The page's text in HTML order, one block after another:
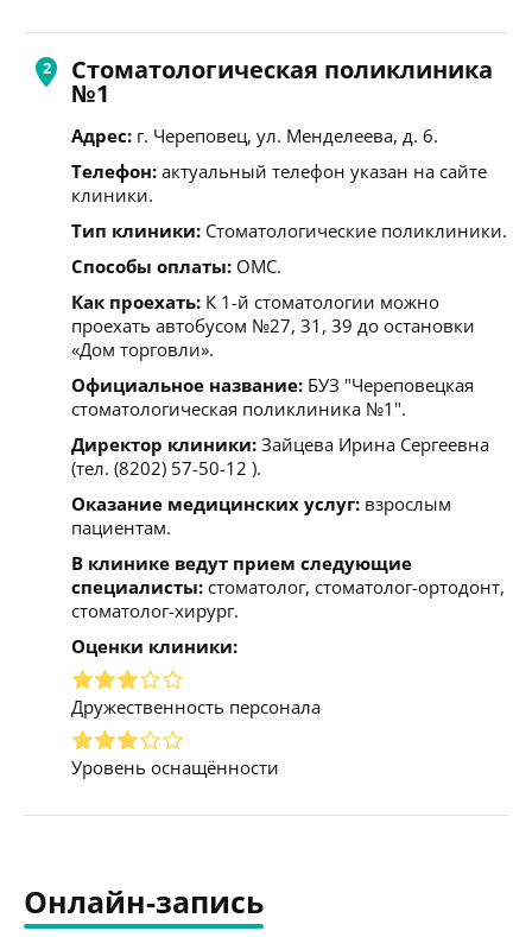
Стоматологическая поликлиника
№1
Адрес: г. Череповец, ул. Менделеева, д. 6.
Телефон: актуальный телефон указан на сайте
клиники.
Тип клиники: Стоматологические поликлиники.
Способы оплаты: ОМС.
Как проехать: К 1-й стоматологии можно
проехать автобусом №27, 31, 39 до остановки
«Дом торговли».
Официальное название: БУЗ "Череповецкая
стоматологическая поликлиника №1".
Директор клиники: Зайцева Ирина Сергеевна
(тел. (8202) 57-50-12 ).
Оказание медицинских услуг: взрослым
пациентам.
В клинике ведут прием следующие
специалисты: стоматолог, стоматолог-ортодонт,
стоматолог-хирург.
Оценки клиники:
Дружественность персонала
Уровень оснащённости
Онлайн-запись